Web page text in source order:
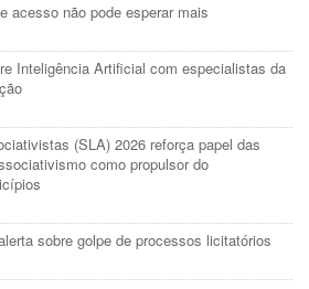
acesso não pode esperar mais
Inteligência Artificial com especialistas da
(SLA) 2026 reforça papel das
como propulsor do
sobre golpe de processos licitatórios